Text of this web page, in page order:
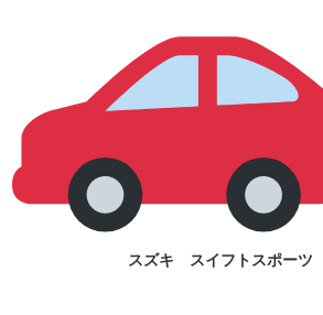
スズキ スイフトスポーツ